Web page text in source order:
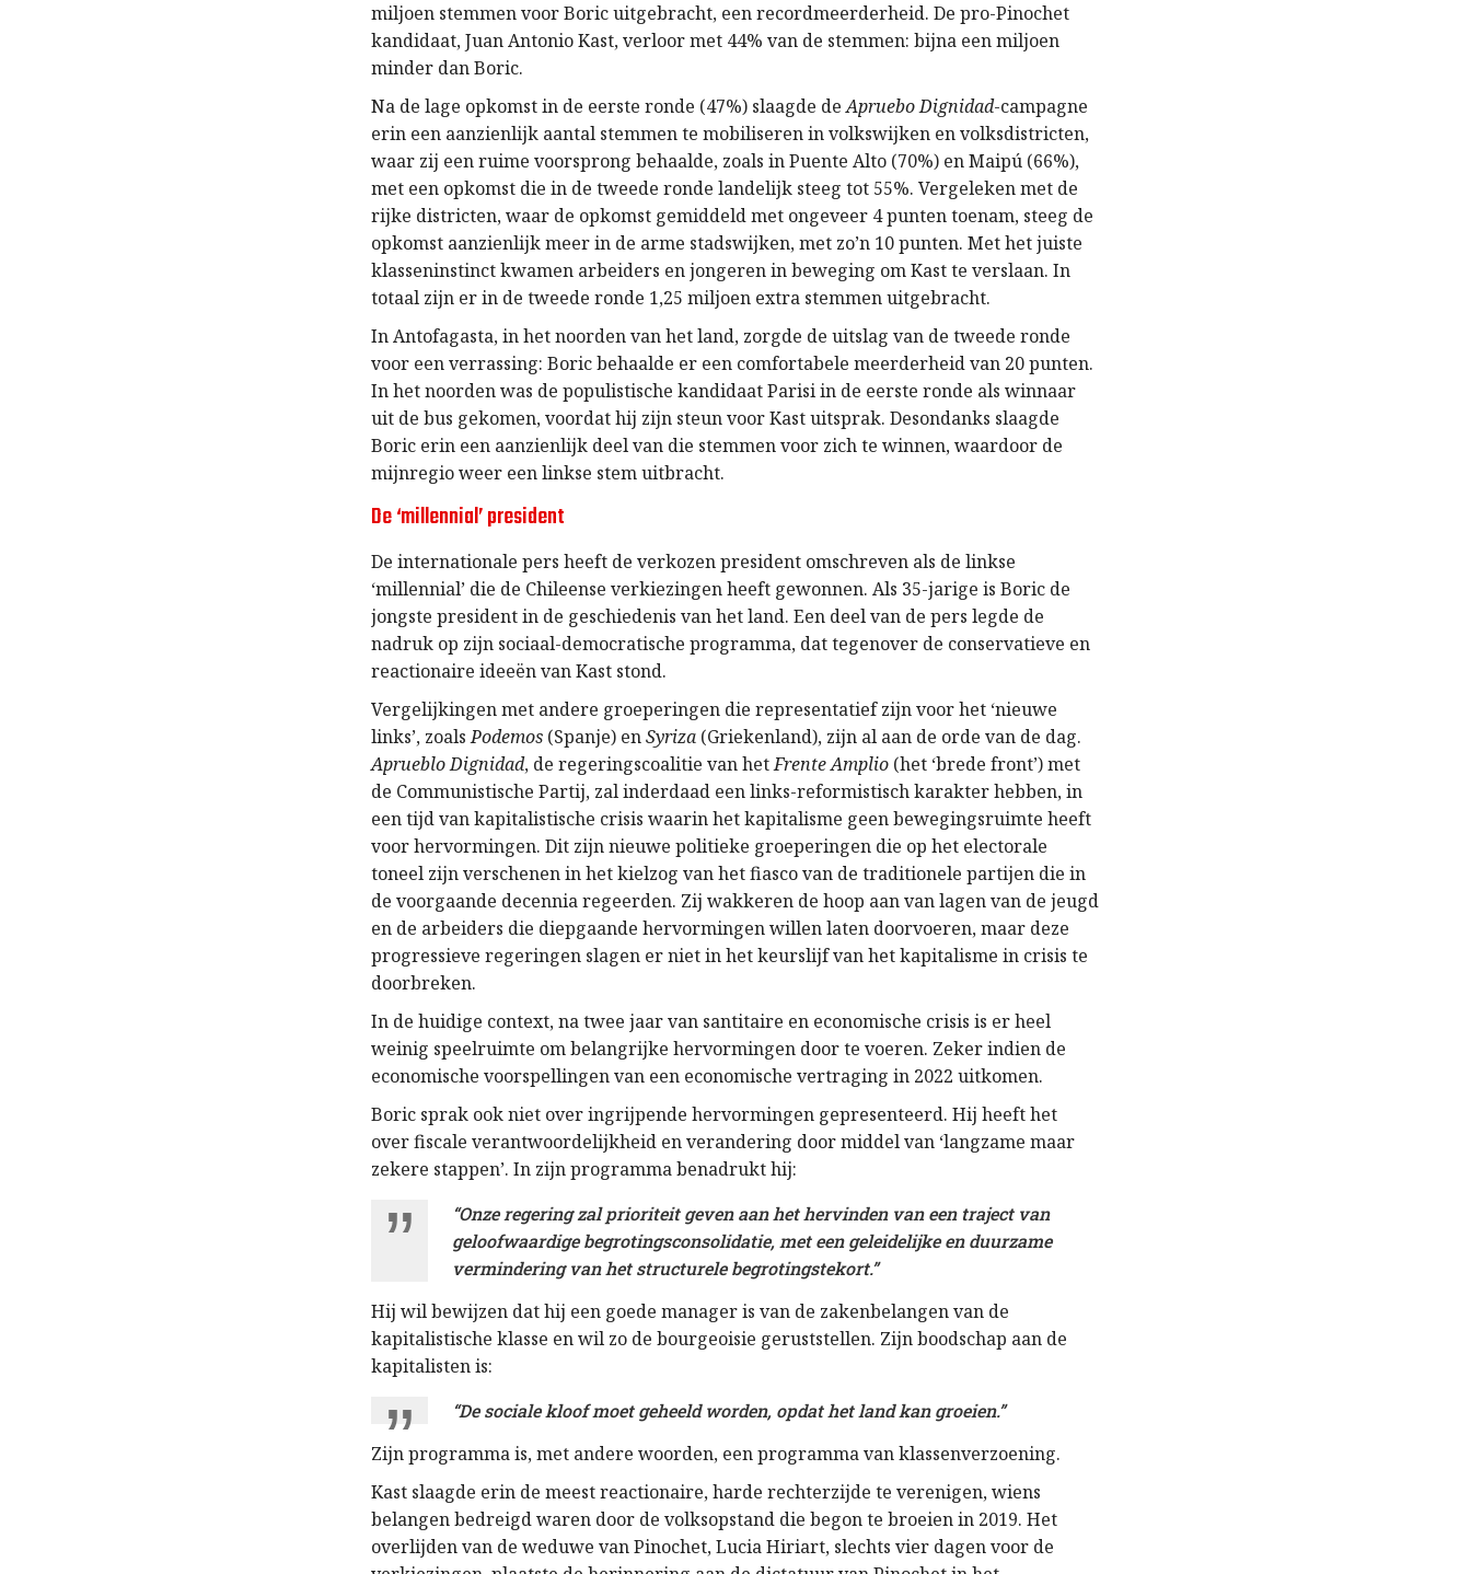
miljoen stemmen voor Boric uitgebracht, een recordmeerderheid. De pro-Pinochet
kandidaat, Juan Antonio Kast, verloor met 44% van de stemmen: bijna een miljoen
minder dan Boric.
Na de lage opkomst in de eerste ronde (47%) slaagde deApruebo Dignidad-campagne
erin een aanzienlijk aantal stemmen te mobiliseren in volkswijken en volksdistricten,
waar zij een ruime voorsprong behaalde, zoals in Puente Alto (70%) en Maipú (66%),
met een opkomst die in de tweede ronde landelijk steeg tot 55%. Vergeleken met de
rijke districten, waar de opkomst gemiddeld met ongeveer 4 punten toenam, steeg de
opkomst aanzienlijk meer in de arme stadswijken, met zo’n 10 punten. Met het juiste
klasseninstinct kwamen arbeiders en jongeren in beweging om Kast te verslaan. In
totaal zijn er in de tweede ronde 1,25 miljoen extra stemmen uitgebracht.
In Antofagasta, in het noorden van het land, zorgde de uitslag van de tweede ronde
voor een verrassing: Boric behaalde er een comfortabele meerderheid van 20 punten.
In het noorden was de populistische kandidaat Parisi in de eerste ronde als winnaar
uit de bus gekomen, voordat hij zijn steun voor Kast uitsprak. Desondanks slaagde
Boric erin een aanzienlijk deel van die stemmen voor zich te winnen, waardoor de
mijnregio weer een linkse stem uitbracht.
De ‘millennial’ president
De internationale pers heeft de verkozen president omschreven als de linkse
‘millennial’ die de Chileense verkiezingen heeft gewonnen. Als 35-jarige is Boric de
jongste president in de geschiedenis van het land. Een deel van de pers legde de
nadruk op zijn sociaal-democratische programma, dat tegenover de conservatieve en
reactionaire ideeën van Kast stond.
Vergelijkingen met andere groeperingen die representatief zijn voor het ‘nieuwe
links’, zoalsPodemos (Spanje) enSyriza (Griekenland), zijn al aan de orde van de dag.
Aprueblo Dignidad, de regeringscoalitie van hetFrente Amplio (het ‘brede front’) met
de Communistische Partij, zal inderdaad een links-reformistisch karakter hebben, in
een tijd van kapitalistische crisis waarin het kapitalisme geen bewegingsruimte heeft
voor hervormingen. Dit zijn nieuwe politieke groeperingen die op het electorale
toneel zijn verschenen in het kielzog van het fiasco van de traditionele partijen die in
de voorgaande decennia regeerden. Zij wakkeren de hoop aan van lagen van de jeugd
en de arbeiders die diepgaande hervormingen willen laten doorvoeren, maar deze
progressieve regeringen slagen er niet in het keurslijf van het kapitalisme in crisis te
doorbreken.
In de huidige context, na twee jaar van santitaire en economische crisis is er heel
weinig speelruimte om belangrijke hervormingen door te voeren. Zeker indien de
economische voorspellingen van een economische vertraging in 2022 uitkomen.
Boric sprak ook niet over ingrijpende hervormingen gepresenteerd. Hij heeft het
over fiscale verantwoordelijkheid en verandering door middel van ‘langzame maar
zekere stappen’. In zijn programma benadrukt hij:
“Onze regering zal prioriteit geven aan het hervinden van een traject van
geloofwaardige begrotingsconsolidatie, met een geleidelijke en duurzame
vermindering van het structurele begrotingstekort.”
Hij wil bewijzen dat hij een goede manager is van de zakenbelangen van de
kapitalistische klasse en wil zo de bourgeoisie geruststellen. Zijn boodschap aan de
kapitalisten is:
“De sociale kloof moet geheeld worden, opdat het land kan groeien.”
Zijn programma is, met andere woorden, een programma van klassenverzoening.
Kast slaagde erin de meest reactionaire, harde rechterzijde te verenigen, wiens
belangen bedreigd waren door de volksopstand die begon te broeien in 2019. Het
overlijden van de weduwe van Pinochet, Lucia Hiriart, slechts vier dagen voor de